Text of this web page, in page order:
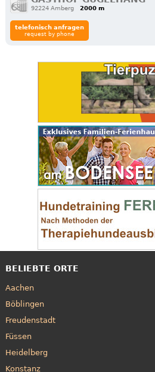
92224 Amberg 2000 m
telefonisch anfragen
request by phone
BELIEBTE ORTE
Aachen
Böblingen
Freudenstadt
Füssen
Heidelberg
Konstanz